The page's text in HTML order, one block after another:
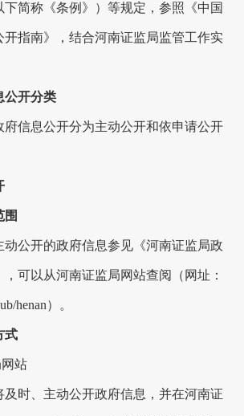
下简称《条例》）等规定，参照《中国
开指南》，结合河南证监局监管工作实
公开分类
府信息公开分为主动公开和依申请公开
动公开的政府信息参见《河南证监局政
，可以从河南证监局网站查阅（网址：
henan）。
站
及时、主动公开政府信息，并在河南证